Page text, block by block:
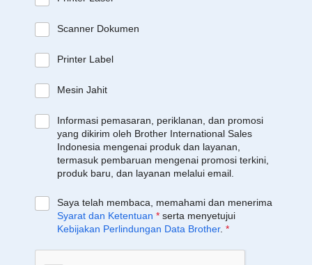
Scanner Dokumen
Printer Label
Mesin Jahit
Informasi pemasaran, periklanan, dan promosi
yang dikirim oleh Brother International Sales
Indonesia mengenai produk dan layanan,
termasuk pembaruan mengenai promosi terkini,
produk baru, dan layanan melalui email.
Saya telah membaca, memahami dan menerima
Syarat dan Ketentuan * serta menyetujui
Kebijakan Perlindungan Data Brother. *